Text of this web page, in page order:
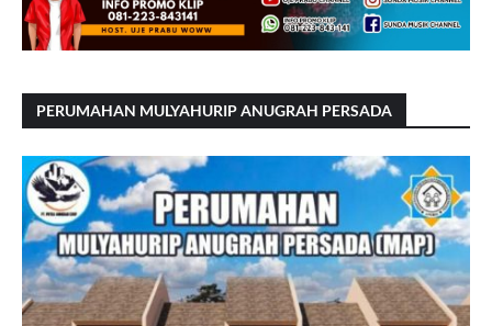
PERUMAHAN MULYAHURIP ANUGRAH PERSADA